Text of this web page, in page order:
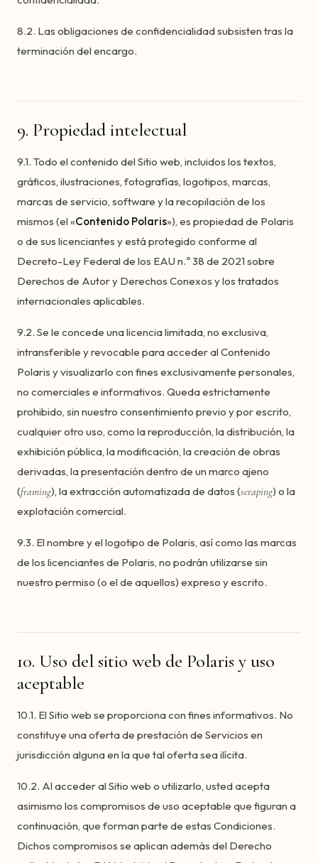
8.2. Las obligaciones de confidencialidad subsisten tras la
terminación del encargo.
9. Propiedad intelectual
9.1. Todo el contenido del Sitio web, incluidos los textos,
gráficos, ilustraciones, fotografías, logotipos, marcas,
marcas de servicio, software y la recopilación de los
mismos (el «Contenido Polaris»), es propiedad de Polaris
o de sus licenciantes y está protegido conforme al
Decreto-Ley Federal de los EAU n.º 38 de 2021 sobre
Derechos de Autor y Derechos Conexos y los tratados
internacionales aplicables.
9.2. Se le concede una licencia limitada, no exclusiva,
intransferible y revocable para acceder al Contenido
Polaris y visualizarlo con fines exclusivamente personales,
no comerciales e informativos. Queda estrictamente
prohibido, sin nuestro consentimiento previo y por escrito,
cualquier otro uso, como la reproducción, la distribución, la
exhibición pública, la modificación, la creación de obras
derivadas, la presentación dentro de un marco ajeno
(framing), la extracción automatizada de datos (scraping) o la
explotación comercial.
9.3. El nombre y el logotipo de Polaris, así como las marcas
de los licenciantes de Polaris, no podrán utilizarse sin
nuestro permiso (o el de aquellos) expreso y escrito.
10. Uso del sitio web de Polaris y uso
aceptable
10.1. El Sitio web se proporciona con fines informativos. No
constituye una oferta de prestación de Servicios en
jurisdicción alguna en la que tal oferta sea ilícita.
10.2. Al acceder al Sitio web o utilizarlo, usted acepta
asimismo los compromisos de uso aceptable que figuran a
continuación, que forman parte de estas Condiciones.
Dichos compromisos se aplican además del Derecho